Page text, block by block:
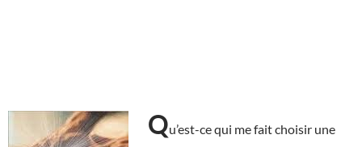
Qu’est-ce qui me fait choisir une